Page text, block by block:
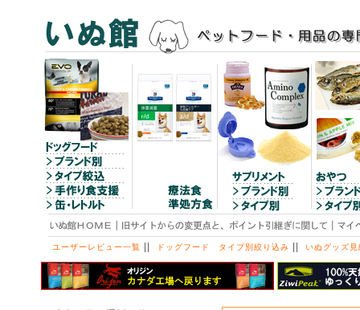
ユーザーレビュー一覧 || ドッグフード タイプ別絞り込み || いぬグッズ見